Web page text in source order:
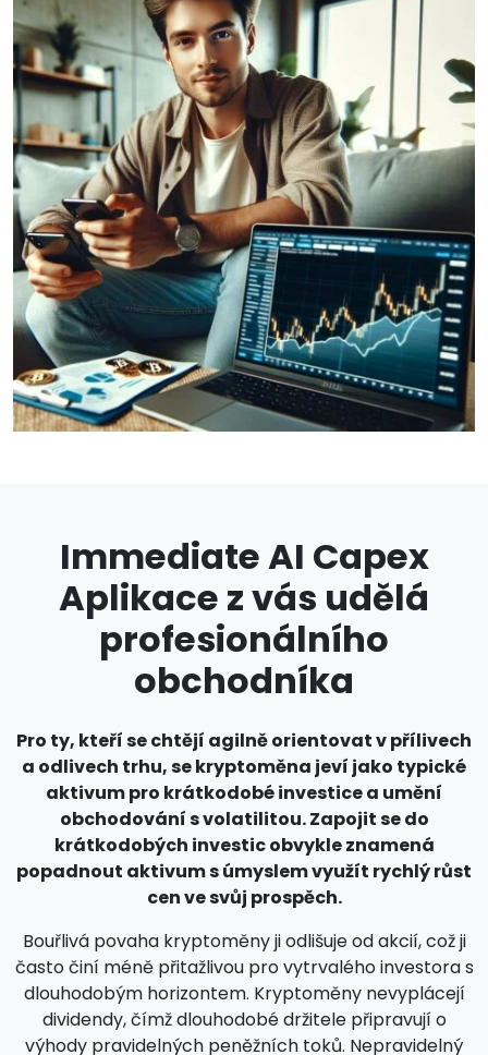
Immediate AI Capex
Aplikace z vás udělá
profesionálního
obchodníka
Pro ty, kteří se chtějí agilně orientovat v přílivech
a odlivech trhu, se kryptoměna jeví jako typické
aktivum pro krátkodobé investice a umění
obchodování s volatilitou. Zapojit se do
krátkodobých investic obvykle znamená
popadnout aktivum s úmyslem využít rychlý růst
cen ve svůj prospěch.
Bouřlivá povaha kryptoměny ji odlišuje od akcií, což ji
často činí méně přitažlivou pro vytrvalého investora s
dlouhodobým horizontem. Kryptoměny nevyplácejí
dividendy, čímž dlouhodobé držitele připravují o
výhody pravidelných peněžních toků. Nepravidelný